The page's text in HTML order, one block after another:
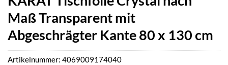
Maß Transparent mit
Abgeschrägter Kante 80 x 130 cm
Artikelnummer: 4069009174040